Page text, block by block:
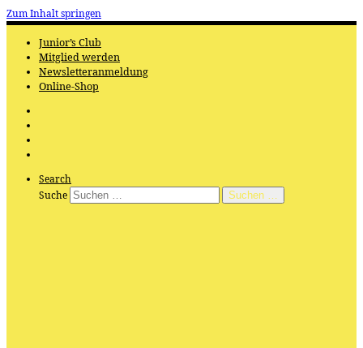
Zum Inhalt springen
Junior’s Club
Mitglied werden
Newsletteranmeldung
Online-Shop
Search
Suche
Suchen …